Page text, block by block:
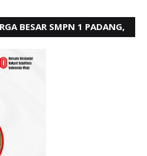
BESAR SMPN 1 PADANG,